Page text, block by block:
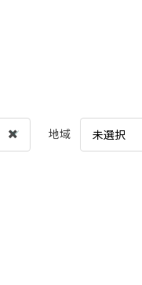
地域 未選択